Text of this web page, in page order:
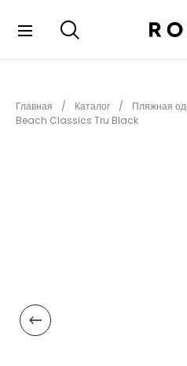
НОВИНКИ
АКСЕССУАРЫ
Главная Каталог Пляжная
Beach Classics Tru Black